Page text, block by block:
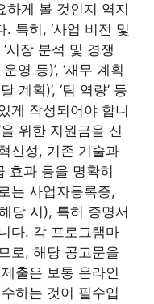
하게 볼 것인지 역지
특히, ‘사업 비전 및
‘시장 분석 및 경쟁
영 등)’, ‘재무 계획
계획)’, ‘팀 역량’ 등
게 작성되어야 합니
위한 지원금을 신
신성, 기존 기술과
효과 등을 명확히
는 사업자등록증,
당 시), 특허 증명서
다. 각 프로그램마
로, 해당 공고문을
출은 보통 온라인
하는 것이 필수입